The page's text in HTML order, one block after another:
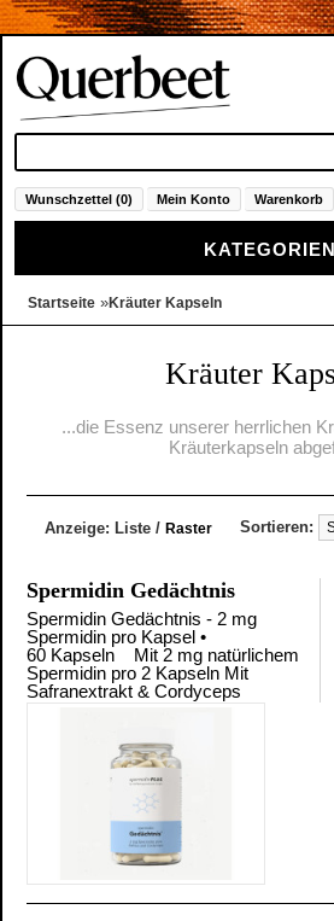
Wunschzettel (0) Mein Konto Warenkorb
KATEGORIEN
Startseite »Kräuter Kapseln
Kräuter
...die Essenz unserer herrlichen
Kräuterkapseln
Anzeige: Liste / Raster Sortieren:
Spermidin Gedächtnis
Spermidin Gedächtnis - 2 mg
Spermidin pro Kapsel •
60 Kapseln Mit 2 mg natürlichem
Spermidin pro 2 Kapseln Mit
Safranextrakt & Cordyceps